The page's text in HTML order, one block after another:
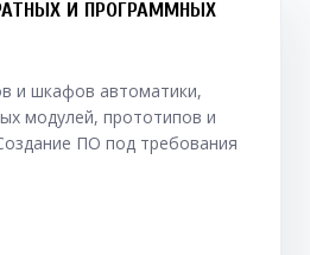
И ПРОГРАММНЫХ
и шкафов автоматики,
модулей, прототипов и
ПО под требования